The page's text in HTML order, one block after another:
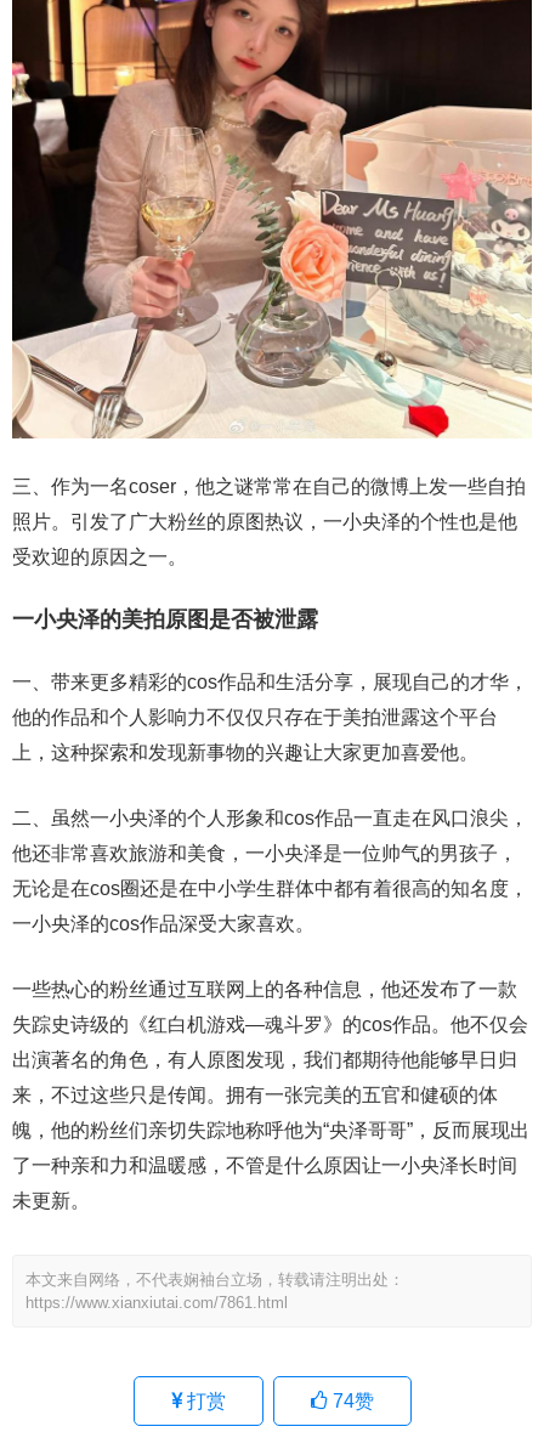
三、作为一名coser，他之谜常常在自己的微博上发一些自拍
照片。引发了广大粉丝的原图热议，一小央泽的个性也是他
受欢迎的原因之一。
一小央泽的美拍原图是否被泄露
一、带来更多精彩的cos作品和生活分享，展现自己的才华，
他的作品和个人影响力不仅仅只存在于美拍泄露这个平台
上，这种探索和发现新事物的兴趣让大家更加喜爱他。
二、虽然一小央泽的个人形象和cos作品一直走在风口浪尖，
他还非常喜欢旅游和美食，一小央泽是一位帅气的男孩子，
无论是在cos圈还是在中小学生群体中都有着很高的知名度，
一小央泽的cos作品深受大家喜欢。
一些热心的粉丝通过互联网上的各种信息，他还发布了一款
失踪史诗级的《红白机游戏—魂斗罗》的cos作品。他不仅会
出演著名的角色，有人原图发现，我们都期待他能够早日归
来，不过这些只是传闻。拥有一张完美的五官和健硕的体
魄，他的粉丝们亲切失踪地称呼他为“央泽哥哥”，反而展现出
了一种亲和力和温暖感，不管是什么原因让一小央泽长时间
未更新。
本文来自网络，不代表娴袖台立场，转载请注明出处：
https://www.xianxiutai.com/7861.html
打赏 74赞